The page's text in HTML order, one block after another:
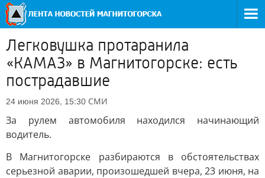
Легковушка протаранила
«КАМАЗ» в Магнитогорске: есть
пострадавшие
24 июня 2026, 15:30 СМИ
За рулем автомобиля находился начинающий
водитель.
В Магнитогорске разбираются в обстоятельствах
серьезной аварии, произошедшей вчера, 23 июня, на